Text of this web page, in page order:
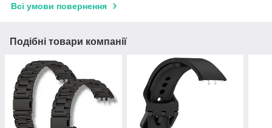
Всі умови повернення
Подібні товари компанії